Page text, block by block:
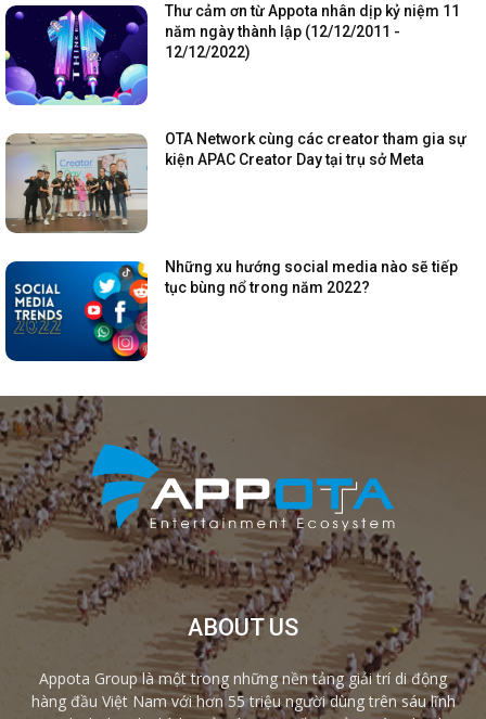
Thư cảm ơn từ Appota nhân dịp kỷ niệm 11
năm ngày thành lập (12/12/2011 -
12/12/2022)
OTA Network cùng các creator tham gia sự
kiện APAC Creator Day tại trụ sở Meta
Những xu hướng social media nào sẽ tiếp
tục bùng nổ trong năm 2022?
ABOUT US
Appota Group là một trong những nền tảng giải trí di động
hàng đầu Việt Nam với hơn 55 triệu người dùng trên sáu lĩnh